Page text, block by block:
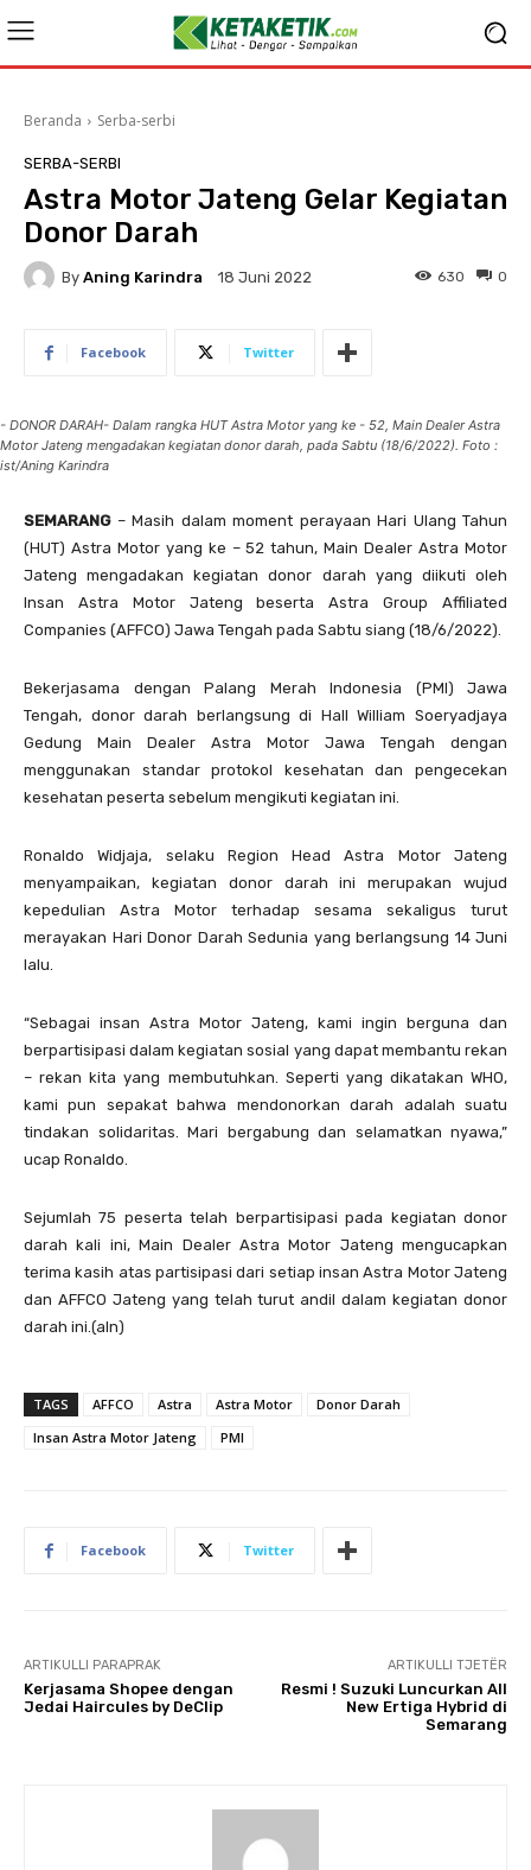
Beranda Serba-serbi
SERBA-SERBI
Astra Motor Jateng Gelar Kegiatan
Donor Darah
By Aning Karindra 18 Juni 2022 0
630
Facebook Twitter
- DONOR DARAH- Dalam rangka HUT Astra Motor yang ke - 52, Main Dealer Astra
Motor Jateng mengadakan kegiatan donor darah, pada Sabtu (18/6/2022). Foto :
ist/Aning Karindra
SEMARANG– Masih dalam moment perayaan Hari Ulang Tahun
(HUT) Astra Motor yang ke – 52 tahun, Main Dealer Astra Motor
Jateng mengadakan kegiatan donor darah yang diikuti oleh
Insan Astra Motor Jateng beserta Astra Group Affiliated
Companies (AFFCO) Jawa Tengah pada Sabtu siang (18/6/2022).
Bekerjasama dengan Palang Merah Indonesia (PMI) Jawa
Tengah, donor darah berlangsung di Hall William Soeryadjaya
Gedung Main Dealer Astra Motor Jawa Tengah dengan
menggunakan standar protokol kesehatan dan pengecekan
kesehatan peserta sebelum mengikuti kegiatan ini.
Ronaldo Widjaja, selaku Region Head Astra Motor Jateng
menyampaikan, kegiatan donor darah ini merupakan wujud
kepedulian Astra Motor terhadap sesama sekaligus turut
merayakan Hari Donor Darah Sedunia yang berlangsung 14 Juni
lalu.
“Sebagai insan Astra Motor Jateng, kami ingin berguna dan
berpartisipasi dalam kegiatan sosial yang dapat membantu rekan
– rekan kita yang membutuhkan. Seperti yang dikatakan WHO,
kami pun sepakat bahwa mendonorkan darah adalah suatu
tindakan solidaritas. Mari bergabung dan selamatkan nyawa,”
ucap Ronaldo.
Sejumlah 75 peserta telah berpartisipasi pada kegiatan donor
darah kali ini, Main Dealer Astra Motor Jateng mengucapkan
terima kasih atas partisipasi dari setiap insan Astra Motor Jateng
dan AFFCO Jateng yang telah turut andil dalam kegiatan donor
darah ini.(aln)
TAGS AFFCO Astra Astra Motor
Donor Darah
Insan Astra Motor Jateng
PMI
Facebook Twitter
ARTIKULLI PARAPRAK
Kerjasama Shopee dengan
Jedai Haircules by DeClip
ARTIKULLI TJETËR
Resmi ! Suzuki Luncurkan All
New Ertiga Hybrid di
Semarang